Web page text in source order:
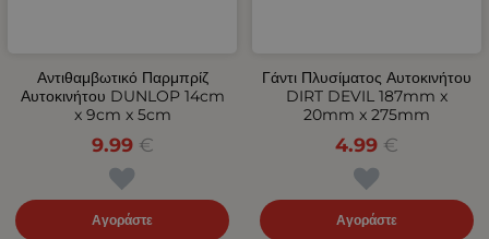
Αντιθαμβωτικό Παρμπρίζ
Αυτοκινήτου DUNLOP 14cm
x 9cm x 5cm
9.99 €
Αγοράστε
Γάντι Πλυσίματος Αυτοκινήτου
DIRT DEVIL 187mm x
20mm x 275mm
4.99 €
Αγοράστε